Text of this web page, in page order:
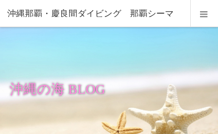
沖縄那覇・慶良間ダイビング 那覇シーマ
沖縄の海 BLOG